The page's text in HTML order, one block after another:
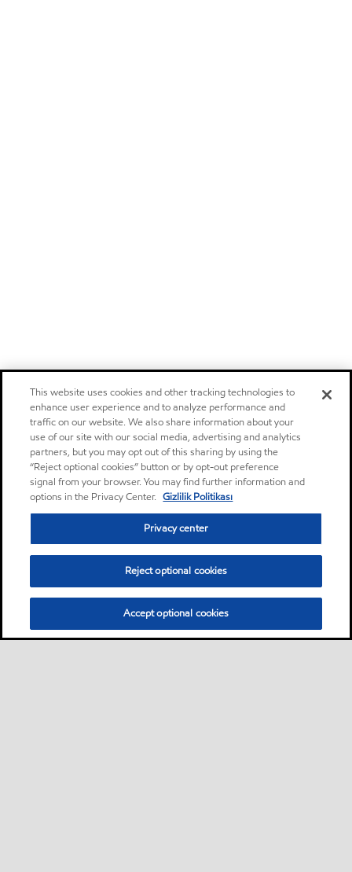
This website uses cookies and other tracking technologies to
enhance user experience and to analyze performance and
traffic on our website. We also share information about your
use of our site with our social media, advertising and analytics
partners, but you may opt out of this sharing by using the
“Reject optional cookies” button or by opt-out preference
signal from your browser. You may find further information and
options in the Privacy Center. Gizlilik Politikası
Privacy center
Reject optional cookies
Accept optional cookies